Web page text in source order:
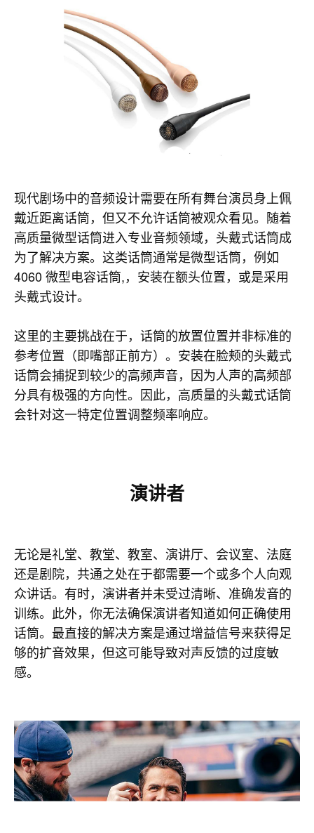
现代剧场中的音频设计需要在所有舞台演员身上佩
戴近距离话筒，但又不允许话筒被观众看见。随着
高质量微型话筒进入专业音频领域，头戴式话筒成
为了解决方案。这类话筒通常是微型话筒，例如
4060 微型电容话筒,，安装在额头位置，或是采用
头戴式设计。
这里的主要挑战在于，话筒的放置位置并非标准的
参考位置（即嘴部正前方）。安装在脸颊的头戴式
话筒会捕捉到较少的高频声音，因为人声的高频部
分具有极强的方向性。因此，高质量的头戴式话筒
会针对这一特定位置调整频率响应。
演讲者
无论是礼堂、教堂、教室、演讲厅、会议室、法庭
还是剧院，共通之处在于都需要一个或多个人向观
众讲话。有时，演讲者并未受过清晰、准确发音的
训练。此外，你无法确保演讲者知道如何正确使用
话筒。最直接的解决方案是通过增益信号来获得足
够的扩音效果，但这可能导致对声反馈的过度敏
感。